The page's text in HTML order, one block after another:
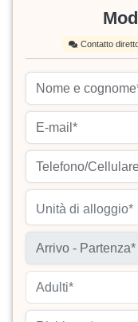
Contatto
Unità di alloggio*
Adulti*